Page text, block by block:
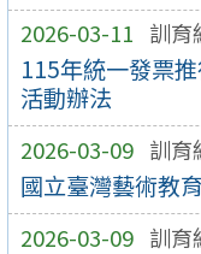
2026-03-11 訓育
115年統一發票
活動辦法
2026-03-09 訓育
國立臺灣藝術教
2026-03-09 訓育